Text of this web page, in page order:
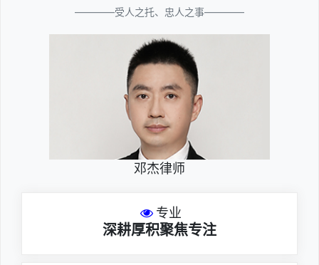
————受人之托、忠人之事————
邓杰律师
专业
深耕厚积聚焦专注